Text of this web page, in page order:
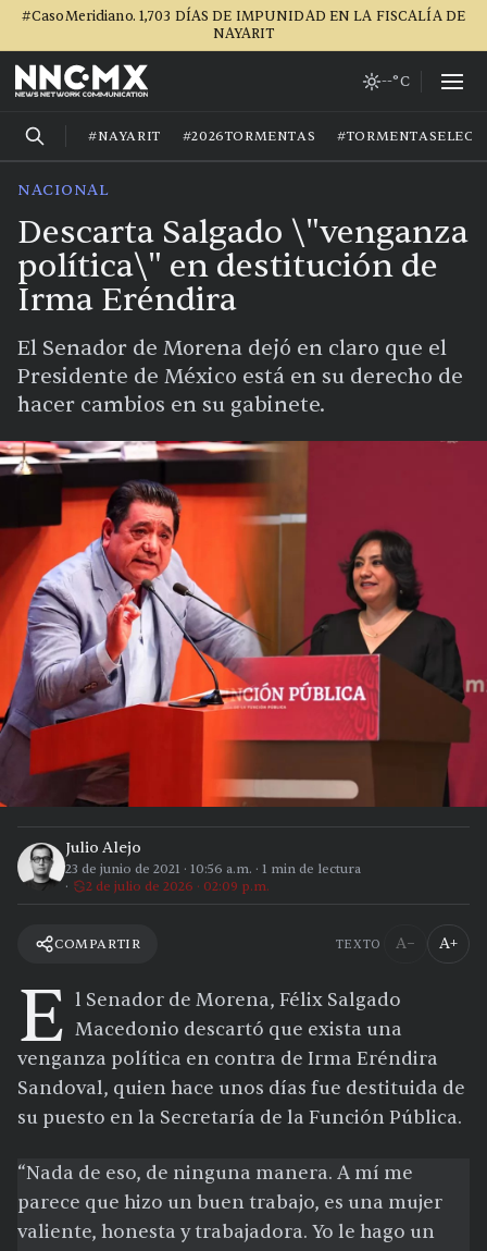
#CasoMeridiano. 1,703 DÍAS DE IMPUNIDAD EN LA FISCALÍA DE
NAYARIT
--°C
#NAYARIT #2026TORMENTAS
NACIONAL
Descarta Salgado \"venganza
política\" en destitución de
Irma Eréndira
El Senador de Morena dejó en claro que el
Presidente de México está en su derecho de
hacer cambios en su gabinete.
Julio Alejo
23 de junio de 2021 · 10:56 a.m. · 1 min de lectura
2 de julio de 2026 · 02:09 p.m.
COMPARTIR TEXTO A− A+
E l Senador de Morena, Félix Salgado
Macedonio descartó que exista una
venganza política en contra de Irma Eréndira
Sandoval, quien hace unos días fue destituida de
su puesto en la Secretaría de la Función Pública.
“Nada de eso, de ninguna manera. A mí me
parece que hizo un buen trabajo, es una mujer
valiente, honesta y trabajadora. Yo le hago un